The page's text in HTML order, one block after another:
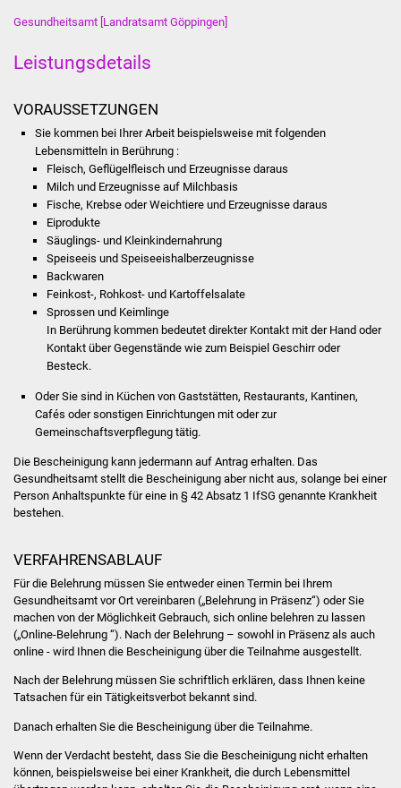
Was erledige ich wo
Bürgerinfos
Schulen
Kolping-Musikschule
Volkshochschule
Soziale Einrichtungen
Kirchen
Fachteam Jugend
Kinder- und
Suenergie
Gesundheitsamt [Landratsamt Göppingen]
Leistungsdetails
VORAUSSETZUNGEN
Sie kommen bei Ihrer Arbeit beispielsweise mit folgenden
Lebensmitteln in Berührung :
Fleisch, Geflügelfleisch und Erzeugnisse daraus
Milch und Erzeugnisse auf Milchbasis
Fische, Krebse oder Weichtiere und Erzeugnisse daraus
Eiprodukte
Säuglings- und Kleinkindernahrung
Speiseeis und Speiseeishalberzeugnisse
Backwaren
Feinkost-, Rohkost- und Kartoffelsalate
Sprossen und Keimlinge
In Berührung kommen bedeutet direkter Kontakt mit der Hand oder
Kontakt über Gegenstände wie zum Beispiel Geschirr oder
Besteck.
Oder Sie sind in Küchen von Gaststätten, Restaurants, Kantinen,
Cafés oder sonstigen Einrichtungen mit oder zur
Gemeinschaftsverpflegung tätig.
Die Bescheinigung kann jedermann auf Antrag erhalten. Das
Gesundheitsamt stellt die Bescheinigung aber nicht aus, solange bei einer
Person Anhaltspunkte für eine in § 42 Absatz 1 IfSG genannte Krankheit
bestehen.
VERFAHRENSABLAUF
Für die Belehrung müssen Sie entweder einen Termin bei Ihrem
Gesundheitsamt vor Ort vereinbaren („Belehrung in Präsenz“) oder Sie
machen von der Möglichkeit Gebrauch, sich online belehren zu lassen
(„Online-Belehrung “). Nach der Belehrung – sowohl in Präsenz als auch
online - wird Ihnen die Bescheinigung über die Teilnahme ausgestellt.
Nach der Belehrung müssen Sie schriftlich erklären, dass Ihnen keine
Tatsachen für ein Tätigkeitsverbot bekannt sind.
Danach erhalten Sie die Bescheinigung über die Teilnahme.
Wenn der Verdacht besteht, dass Sie die Bescheinigung nicht erhalten
können, beispielsweise bei einer Krankheit, die durch Lebensmittel